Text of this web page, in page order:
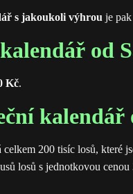
s jakoukoli výhrou je pak
od
Kč.
200 tisíc losů,
losů s jednotkovou